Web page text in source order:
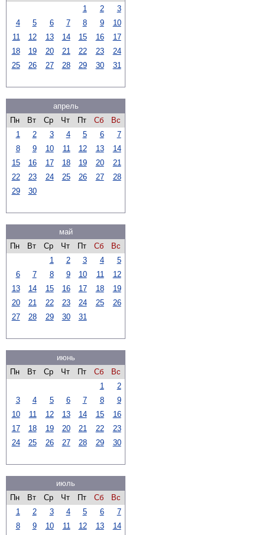
1
2
3
4
5 6 7 8 9
10
11
12 13 14 15 16
17
18
19 20 21 22 23
24
25
26 27 28 29 30 31
апрель
Пн
Вт Ср Чт Пт Сб
Вс
1
2 3 4 5 6
7
8
9 10 11 12 13
14
15
16 17 18 19 20
21
22
23 24 25 26 27
28
29
30
май
Пн
Вт Ср Чт Пт Сб
Вс
1
2 3 4
5
6
7 8 9 10 11
12
13
14 15 16 17 18
19
20
21 22 23 24 25
26
27
28 29 30 31
июнь
Пн
Вт Ср Чт Пт Сб
Вс
1
2
3
4 5 6 7 8
9
10
11 12 13 14 15
16
17
18 19 20 21 22
23
24
25 26 27 28 29 30
июль
Пн
Вт Ср Чт Пт Сб
Вс
1
2 3 4 5 6
7
8
9 10 11 12 13
14